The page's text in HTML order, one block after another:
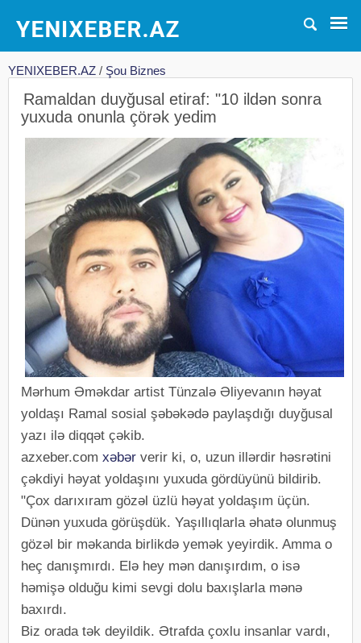
YENIXEBER.AZ / Şou Biznes
Ramaldan duyğusal etiraf: "10 ildən sonra
yuxuda onunla çörək yedim
Mərhum Əməkdar artist Tünzalə Əliyevanın həyat
yoldaşı Ramal sosial şəbəkədə paylaşdığı duyğusal
yazı ilə diqqət çəkib.
azxeber.com xəbər verir ki, o, uzun illərdir həsrətini
çəkdiyi həyat yoldaşını yuxuda gördüyünü bildirib.
"Çox darıxıram gözəl üzlü həyat yoldaşım üçün.
Dünən yuxuda görüşdük. Yaşıllıqlarla əhatə olunmuş
gözəl bir məkanda birlikdə yemək yeyirdik. Amma o
heç danışmırdı. Elə hey mən danışırdım, o isə
həmişə olduğu kimi sevgi dolu baxışlarla mənə
baxırdı.
Biz orada tək deyildik. Ətrafda çoxlu insanlar vardı,